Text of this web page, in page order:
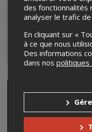
Lieu de
Contacter
des
analyser le trafic
En cliquant sur «
à ce que nous
Des informations
dans nos politiques